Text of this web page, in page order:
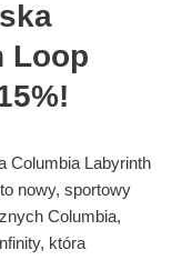
Loop
Columbia Labyrinth
nowy, sportowy
Columbia,
która